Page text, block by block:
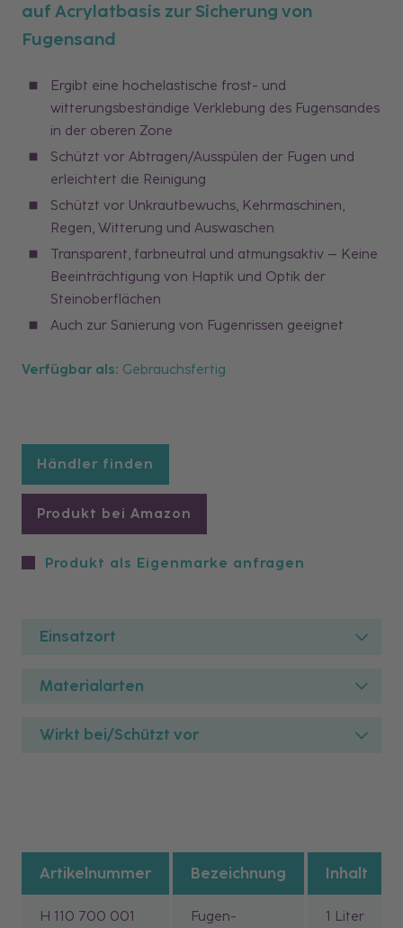
auf Acrylatbasis zur Sicherung von
Fugensand
Ergibt eine hochelastische frost- und
witterungsbeständige Verklebung des Fugensandes
in der oberen Zone
Schützt vor Abtragen/Ausspülen der Fugen und
erleichtert die Reinigung
Schützt vor Unkrautbewuchs, Kehrmaschinen,
Regen, Witterung und Auswaschen
Transparent, farbneutral und atmungsaktiv – Keine
Beeinträchtigung von Haptik und Optik der
Steinoberflächen
Auch zur Sanierung von Fugenrissen geeignet
Verfügbar als: Gebrauchsfertig
Händler finden
Produkt bei Amazon
Produkt als Eigenmarke anfragen
Einsatzort
Materialarten
Wirkt bei/Schützt vor
Artikelnummer Bezeichnung Inhalt
H 110 700 001
Fugen-
1 Liter